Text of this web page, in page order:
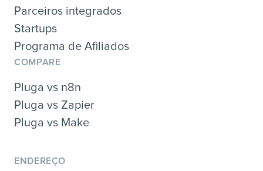
Parceiros integrados
Startups
Programa de Afiliados
COMPARE
Pluga vs n8n
Pluga vs Zapier
Pluga vs Make
ENDEREÇO